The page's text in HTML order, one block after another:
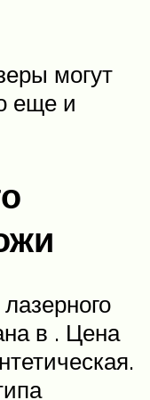
могут
еще и
в . Цена